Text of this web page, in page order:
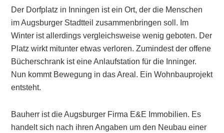
Der Dorfplatz in Inningen ist ein Ort, der die Menschen
im Augsburger Stadtteil zusammenbringen soll. Im
Winter ist allerdings vergleichsweise wenig geboten. Der
Platz wirkt mitunter etwas verloren. Zumindest der offene
Bücherschrank ist eine Anlaufstation für die Inninger.
Nun kommt Bewegung in das Areal. Ein Wohnbauprojekt
entsteht.
Bauherr ist die Augsburger Firma E&E Immobilien. Es
handelt sich nach ihren Angaben um den Neubau einer